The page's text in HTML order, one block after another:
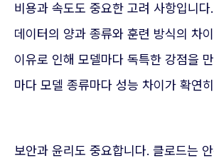
비용과 속도도 중요한 고려 사항입니
데이터의 양과 종류와 훈련 방식의 차
이유로 인해 모델마다 독특한 강점을
마다 모델 종류마다 성능 차이가 확연
보안과 윤리도 중요합니다. 클로드는